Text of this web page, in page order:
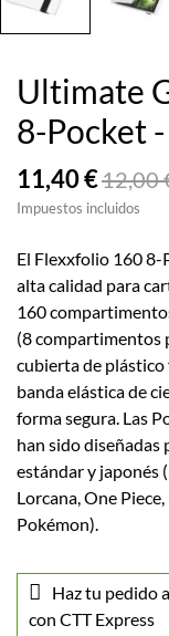
Ultimate
8-Pocket
11,40 €12,00
Impuestos incluidos
El Flexxfolio 160 8-
alta calidad para
160
(8 compartimentos
cubierta de plástico
banda elástica de
forma segura. Las
han sido diseñadas
estándar y japonés
Lorcana, One
Pokémon).
Haz tu pedido
con CTT Express